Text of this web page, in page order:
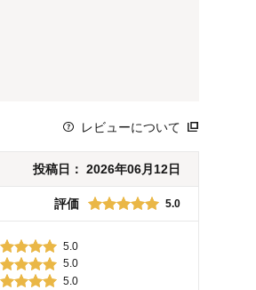
レビューについて
投稿日： 2026年06月12日
評価 5.0
5.0
5.0
5.0